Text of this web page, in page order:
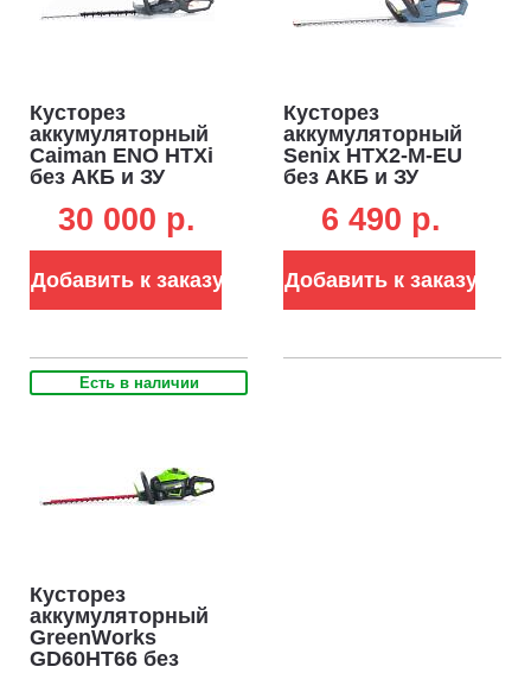
Кусторез
аккумуляторный
Caiman ENO HTXi
без АКБ и ЗУ
Maxi Connect, 64
см, шаг 38 мм,
рукоятка, 4,4 кг.)
30 000 p.
Добавить к заказу
Кусторез
аккумуляторный
Senix HTX2-M-EU
без АКБ и ЗУ
20 мм, 2.4 кг)
6 490 p.
Добавить к заказу
Есть в наличии
Кусторез
аккумуляторный
GreenWorks
GD60HT66 без